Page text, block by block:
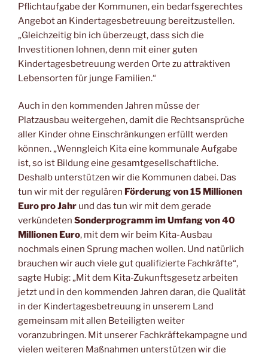
Pflichtaufgabe der Kommunen, ein bedarfsgerechtes
Angebot an Kindertagesbetreuung bereitzustellen.
„Gleichzeitig bin ich überzeugt, dass sich die
Investitionen lohnen, denn mit einer guten
Kindertagesbetreuung werden Orte zu attraktiven
Lebensorten für junge Familien.“
Auch in den kommenden Jahren müsse der
Platzausbau weitergehen, damit die Rechtsansprüche
aller Kinder ohne Einschränkungen erfüllt werden
können. „Wenngleich Kita eine kommunale Aufgabe
ist, so ist Bildung eine gesamtgesellschaftliche.
Deshalb unterstützen wir die Kommunen dabei. Das
tun wir mit der regulären Förderung von 15 Millionen
Euro pro Jahr und das tun wir mit dem gerade
verkündeten Sonderprogramm im Umfang von 40
Millionen Euro, mit dem wir beim Kita-Ausbau
nochmals einen Sprung machen wollen. Und natürlich
brauchen wir auch viele gut qualifizierte Fachkräfte“,
sagte Hubig: „Mit dem Kita-Zukunftsgesetz arbeiten
jetzt und in den kommenden Jahren daran, die Qualität
in der Kindertagesbetreuung in unserem Land
gemeinsam mit allen Beteiligten weiter
voranzubringen. Mit unserer Fachkräftekampagne und
vielen weiteren Maßnahmen unterstützen wir die